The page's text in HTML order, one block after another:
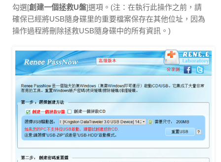
勾選[創建一個拯救U盤]選項。(注：在執行此操作之前，請
確保已經將USB隨身碟里的重要檔案保存在其他位址，因為
操作過程將刪除拯救USB隨身碟中的所有資訊。)